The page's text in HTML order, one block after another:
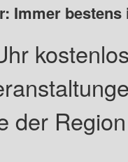
Immer
der